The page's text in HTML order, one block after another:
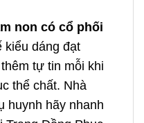
non có cổ phối
kiểu dáng đạt
tự tin mỗi khi
thể chất. Nhà
huynh hãy nhanh